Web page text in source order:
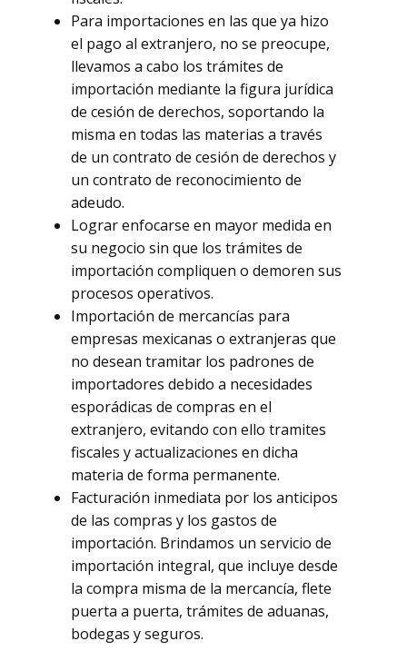
Para importaciones en las que ya hizo
el pago al extranjero, no se preocupe,
llevamos a cabo los trámites de
importación mediante la figura jurídica
de cesión de derechos, soportando la
misma en todas las materias a través
de un contrato de cesión de derechos y
un contrato de reconocimiento de
adeudo.
Lograr enfocarse en mayor medida en
su negocio sin que los trámites de
importación compliquen o demoren sus
procesos operativos.
Importación de mercancías para
empresas mexicanas o extranjeras que
no desean tramitar los padrones de
importadores debido a necesidades
esporádicas de compras en el
extranjero, evitando con ello tramites
fiscales y actualizaciones en dicha
materia de forma permanente.
Facturación inmediata por los anticipos
de las compras y los gastos de
importación. Brindamos un servicio de
importación integral, que incluye desde
la compra misma de la mercancía, flete
puerta a puerta, trámites de aduanas,
bodegas y seguros.